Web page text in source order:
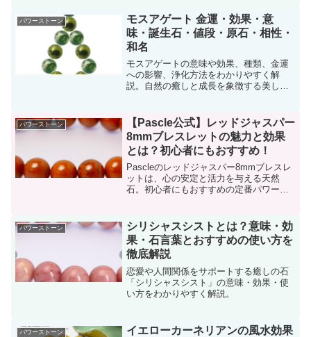
パワーストーン
モスアゲート 金運・効果・意
味・誕生石・値段・原石・相性・
和名
モスアゲートの意味や効果、種類、金運
への影響、浄化方法をわかりやすく解
説。自然の癒しと成長を象徴する美しい
パワーストーン
【Pascle公式】レッドジャスパー
8mmブレスレットの魅力と効果
とは？初心者にもおすすめ！
Pascleのレッドジャスパー8mmブレスレ
ットは、心の安定と活力を与える天然
石。初心者にもおすすめの定番パワース
パワーストーン
シリシャスシストとは？意味・効
果・石言葉とおすすめの使い方を
徹底解説
恋愛や人間関係をサポートする癒しの石
「シリシャスシスト」の意味・効果・使
い方をわかりやすく解説。
パワーストーン
イエローカーネリアンの風水効果